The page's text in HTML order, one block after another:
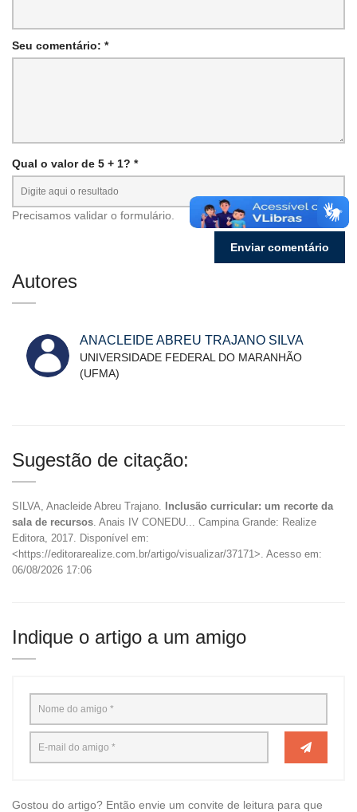
Seu comentário: *
Qual o valor de 5 + 1? *
Precisamos validar o formulário.
Autores
ANACLEIDE ABREU TRAJANO SILVA
UNIVERSIDADE FEDERAL DO MARANHÃO
(UFMA)
Sugestão de citação:
SILVA, Anacleide Abreu Trajano.
Inclusão curricular: um recorte da
sala de recursos . Anais IV CONEDU... Campina Grande: Realize
Editora, 2017. Disponível em:
<https://editorarealize.com.br/artigo/visualizar/37171>. Acesso em:
06/08/2026 17:06
Indique o artigo a um amigo
Gostou do artigo? Então envie um convite de leitura para que